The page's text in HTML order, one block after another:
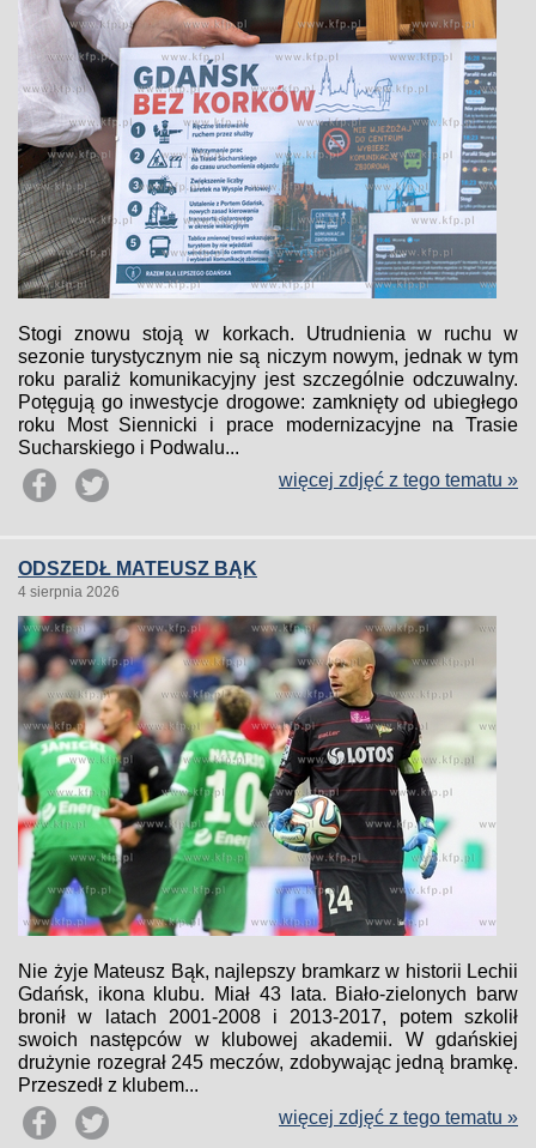
Stogi znowu stoją w korkach. Utrudnienia w ruchu w
sezonie turystycznym nie są niczym nowym, jednak w tym
roku paraliż komunikacyjny jest szczególnie odczuwalny.
Potęgują go inwestycje drogowe: zamknięty od ubiegłego
roku Most Siennicki i prace modernizacyjne na Trasie
Sucharskiego i Podwalu...
więcej zdjęć z tego tematu »
ODSZEDŁ MATEUSZ BĄK
4 sierpnia 2026
Nie żyje Mateusz Bąk, najlepszy bramkarz w historii Lechii
Gdańsk, ikona klubu. Miał 43 lata. Biało-zielonych barw
bronił w latach 2001-2008 i 2013-2017, potem szkolił
swoich następców w klubowej akademii. W gdańskiej
drużynie rozegrał 245 meczów, zdobywając jedną bramkę.
Przeszedł z klubem...
więcej zdjęć z tego tematu »